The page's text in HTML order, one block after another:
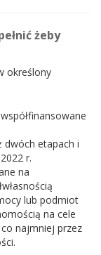
żeby
określony
dwóch etapach i
r.
na
lub podmiot
na cele
najmniej przez